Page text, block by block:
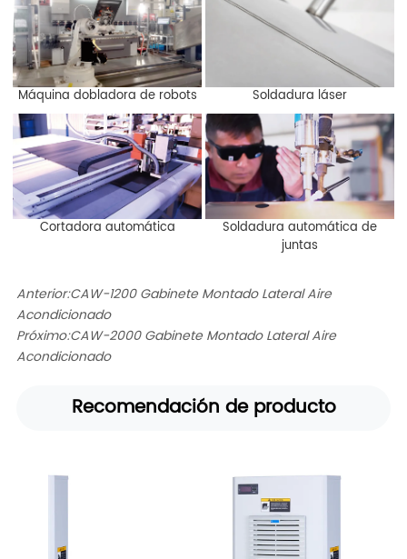
Máquina dobladora de robots Soldadura láser
Cortadora automática
Soldadura automática de
juntas
Anterior:CAW-1200 Gabinete Montado Lateral Aire
Acondicionado
Próximo:CAW-2000 Gabinete Montado Lateral Aire
Acondicionado
Recomendación de producto